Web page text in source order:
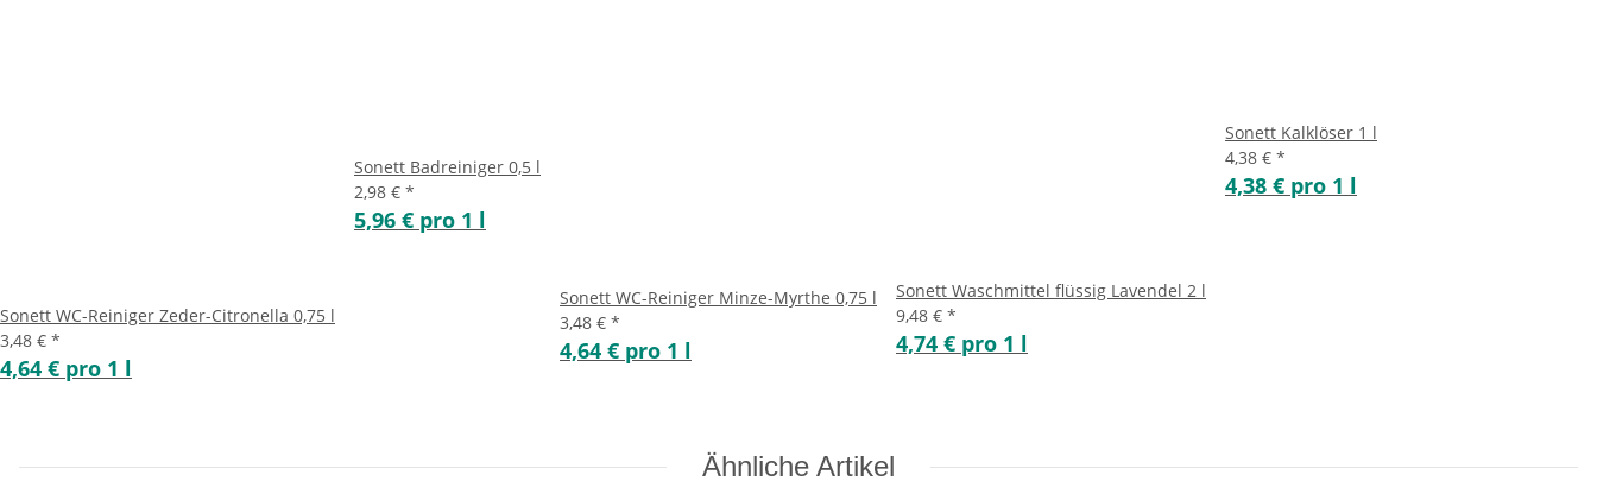
Sonett WC-Reiniger Zeder-Citronella 0,75 l
3,48 € *
4,64 € pro 1 l
Sonett Badreiniger 0,5 l
2,98 € *
5,96 € pro 1 l
Sonett WC-Reiniger Minze-Myrthe 0,75 l
3,48 € *
4,64 € pro 1 l
Sonett Waschmittel flüssig Lavendel 2 l
9,48 € *
4,74 € pro 1 l
Sonett Kalklöser 1 l
4,38 € *
4,38 € pro 1 l
Ähnliche Artikel